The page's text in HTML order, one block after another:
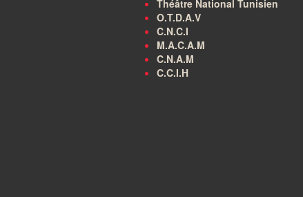
Théâtre National Tunisien
O.T.D.A.V
C.N.C.I
M.A.C.A.M
C.N.A.M
C.C.I.H